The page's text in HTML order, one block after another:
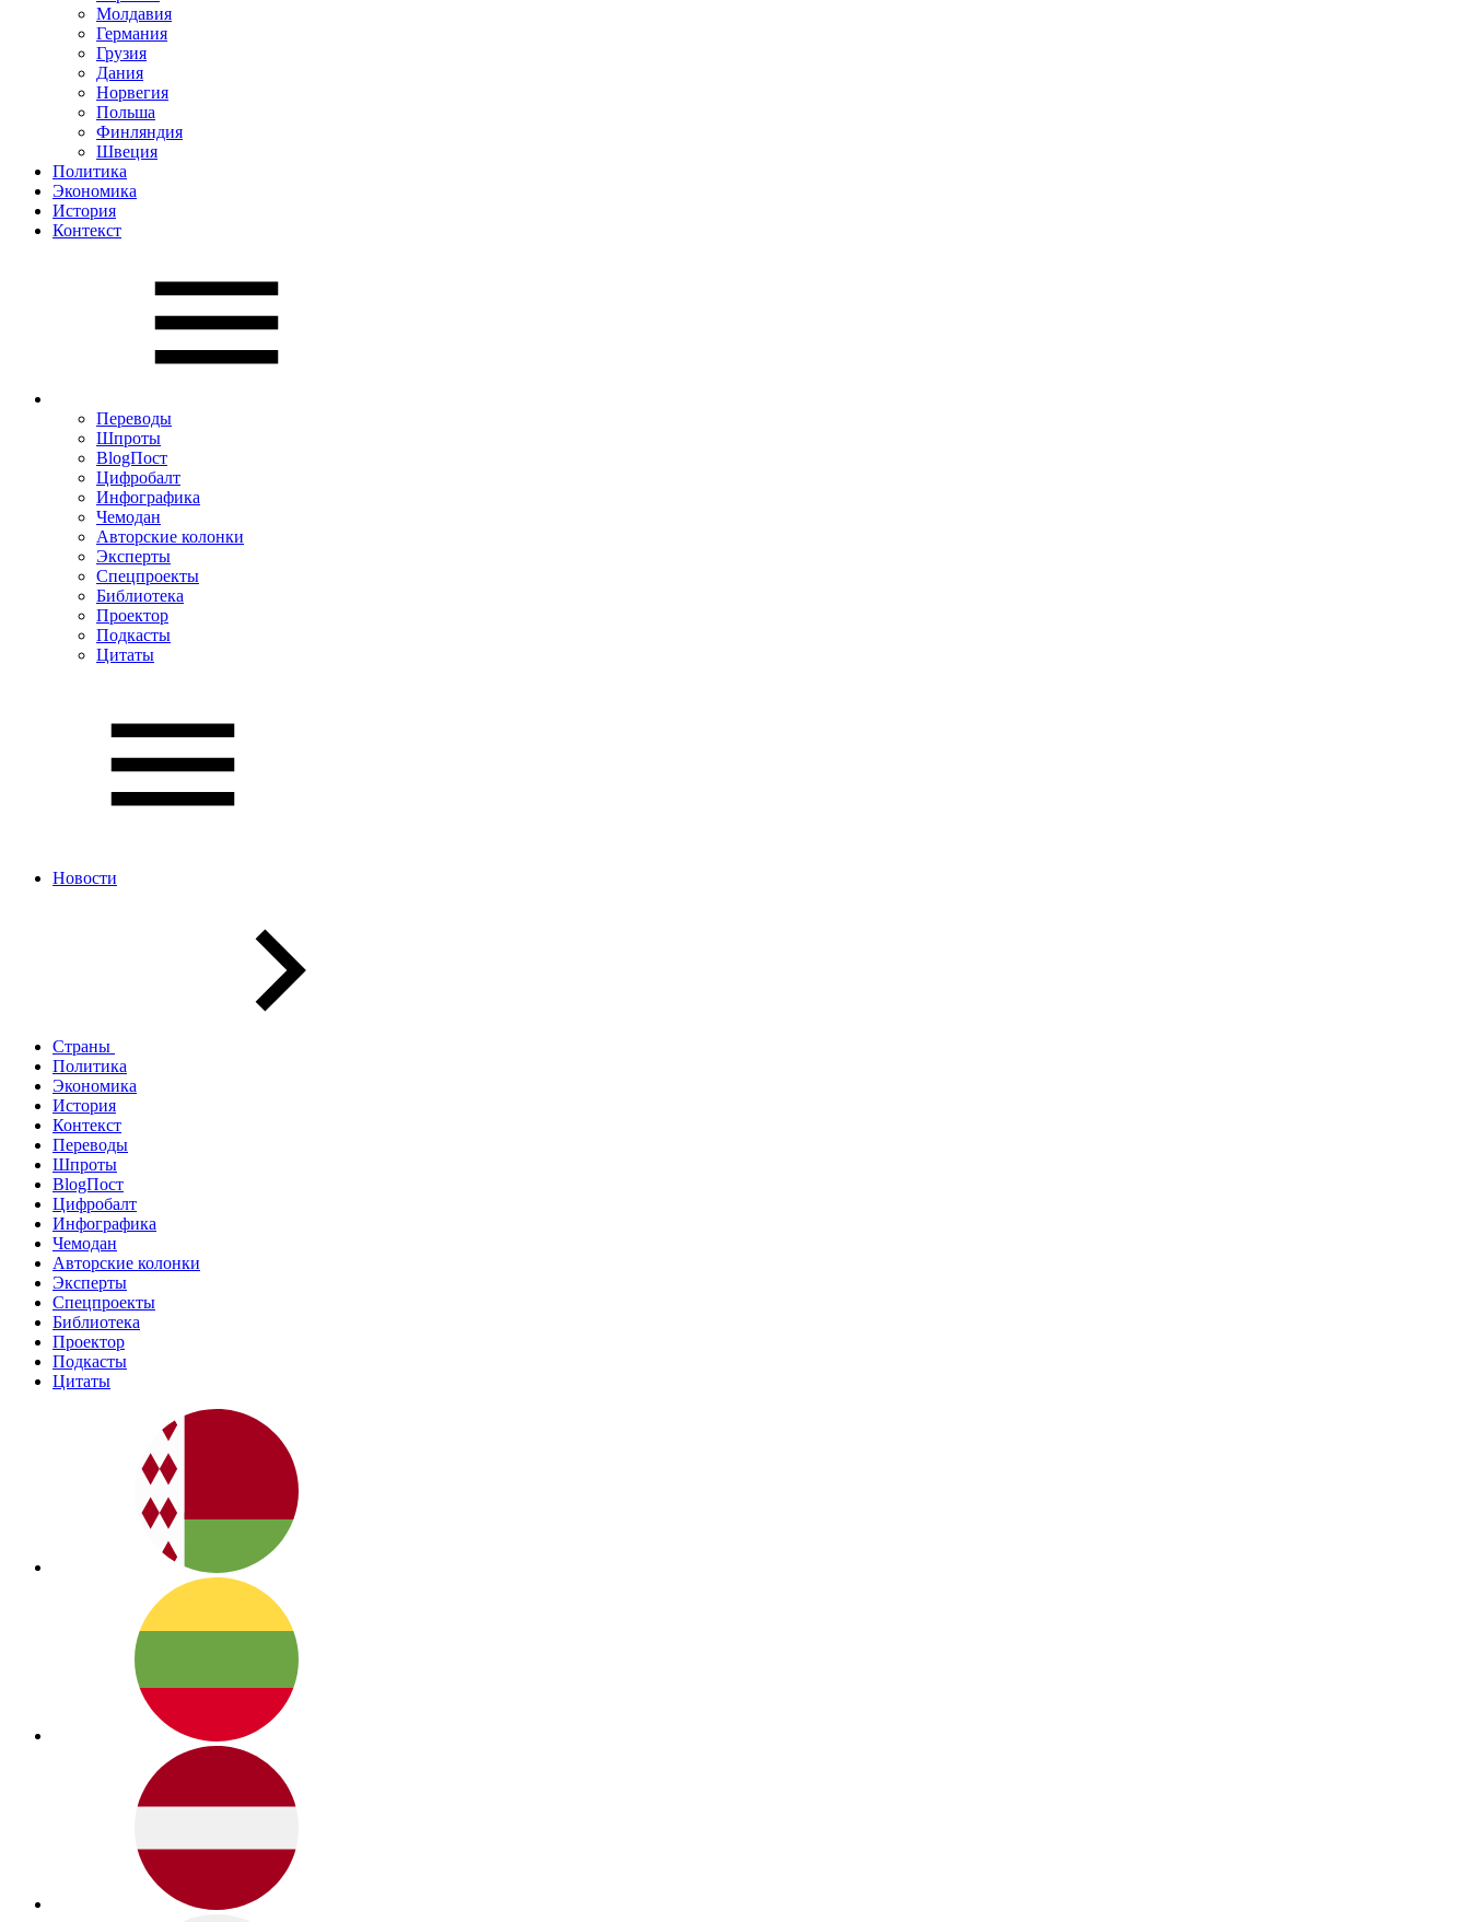
Молдавия
Германия
Грузия
Дания
Норвегия
Польша
Финляндия
Швеция
Политика
Экономика
История
Контекст
Переводы
Шпроты
BlogПост
Цифробалт
Инфографика
Чемодан
Авторские колонки
Эксперты
Спецпроекты
Библиотека
Проектор
Подкасты
Цитаты
Новости
Страны
Политика
Экономика
История
Контекст
Переводы
Шпроты
BlogПост
Цифробалт
Инфографика
Чемодан
Авторские колонки
Эксперты
Спецпроекты
Библиотека
Проектор
Подкасты
Цитаты